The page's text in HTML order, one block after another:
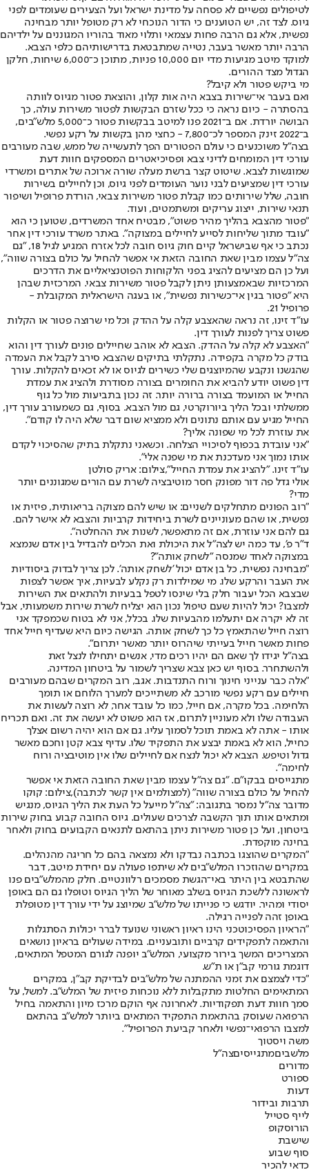
לטיפולים נפשיים לא פסחה על מדינת ישראל ועל הצעירים שעומדים לפני
גיוס. לצד זה, יש הטוענים כי הדור הנוכחי לא רק מטופל יותר מבחינה
נפשית, אלא גם הרבה פחות עצמאי ותלוי מאוד בהוריו המגוננים על ילדיהם
הרבה יותר מאשר בעבר, נטייה שמתבטאת בדרישותיהם כלפי הצבא.
למוקד מיטב מגיעות מדי יום 10,000 פניות, מתוכן כ־6,000 שיחות, חלקן
הגדול מצד ההורים.
מי ביקש פטור ולא קיבל?
ואם בעבר אי־שירות בצבא היה אות קלון, והוצאת פטור מגיוס לוותה
בהסתרה - כיום נראה כי ככל שזרם הבקשות לפטור משירות עולה, כך
הבושה יורדת. אם ב־2021 פנו למיטב בבקשות פטור כ־5,000 מלש"בים,
ב־2022 זינק המספר לכ־7,800 - כחצי מהן בקשות על רקע נפשי.
בצה"ל משוכנעים כי עולם הפטורים הפך לתעשייה של ממש, שבה מעורבים
עורכי דין המומחים לדיני צבא ופסיכיאטרים המספקים חוות דעת
שמוגשות לצבא. שיטוט קצר ברשת מעלה שורה ארוכה של אתרים ומשרדי
עורכי דין שמציעים לבני נוער העומדים לפני גיוס, וכן לחיילים בשירות
חובה, שלל שירותים כמו קבלת פטור משירות צבאי, הורדת פרופיל ושיפור
תנאי שירות, ייצוג עריקים ומשתמטים, ועוד.
"פטור מהצבא בהליך מהיר פשוט", מבטיח אחד המשרדים, שטוען כי הוא
"עובד מתוך שליחות לסייע לחיילים במצוקה". באתר משרד עורכי דין אחר
נכתב כי אף שבישראל קיים חוק גיוס חובה לכל אזרח המגיע לגיל 18, "גם
צה"ל עצמו מבין שאת החובה הזאת אי אפשר להחיל על כולם בצורה שווה",
ועל כן הם מציעים להציג בפני הלקוחות הפוטנציאליים את הדרכים
המרכזיות שבאמצעותן ניתן לקבל פטור משירות צבאי. המרכזית שבהן
היא "פטור בגין אי־כשירות נפשית", או בעגה הישראלית המקובלת -
פרופיל 21.
עו"ד זינו, זה נראה שהאצבע קלה על ההדק וכל מי שרוצה פטור או הקלות
פשוט צריך לפנות לעורך דין.
"האצבע לא קלה על ההדק. הצבא לא אוהב שחיילים פונים לעורך דין והוא
בודק כל מקרה בקפידה. נתקלתי בתיקים שהצבא סירב לקבל את העמדה
שהגשנו ונקבע שהמיוצגים שלי כשירים לגיוס או לא זכאים להקלות. עורך
דין פשוט יודע להביא את החומרים בצורה מסודרת ולהציג את עמדת
החייל או המועמד בצורה ברורה יותר. זה נכון בתביעות מול כל גוף
ממשלתי ובכל הליך ביורוקרטי, גם מול הצבא. בסוף, גם כשמעורב עורך דין,
החייל מגיע עם אותם נתונים ולא ממציא שום דבר שלא היה לו קודם".
את עוזרת לכל מי שפונה אליך?
"אני עובדת בכפוף לסיכויי הצלחה. וכשאני נתקלת בתיק שהסיכוי לקדם
אותו נמוך אני מעדכנת את מי שפנה אלי".
עו"ד זינו. "להציג את עמדת החייל",צילום: אריק סולטן
אולי גדל פה דור מפונק חסר מוטיבציה לשרת עם הורים שמגוננים יותר
מדי?
"רוב הפונים מתחלקים לשניים: או שיש להם מצוקה בריאותית, פיזית או
נפשית, או שהם מעוניינים לשרת ביחידות קרביות והצבא לא אישר להם.
גם להם אני עוזרת, אם זה מתאפשר, לשנות את ההחלטה".
ד"ר פ', עד כמה יש לצה"ל את היכולת ואת הכלים להבדיל בין אדם שנמצא
במצוקה לאחד שמנסה "לשחק אותה"?
"מבחינה נפשית, כל בן אדם יכול 'לשחק אותה'. לכן צריך לבדוק ביסודיות
את העבר והרקע שלו. מי שמילדות רק נקלע לבעיות, איך אפשר לצפות
שבצבא הכל יעבור חלק בלי שינסו לטפל בבעיות ולהתאים את השירות
למצבו? יכול להיות שעם טיפול נכון הוא יצליח לשרת שירות משמעותי, אבל
זה לא יקרה אם יתעלמו מהבעיות שלו. בכלל, אני לא בטוח שכמפקד אני
רוצה חייל שהתאמץ כל כך לשחק אותה. הגישה כיום היא שעדיף חייל אחד
פחות מאשר חייל בעייתי שיהרוס יותר מאשר יתרום".
בצה"ל יגידו לך שאם הם יהיו רכים מדי, אנשים יתחילו לנצל זאת
ולהשתחרר. בסוף יש כאן צבא שצריך לשמור על ביטחון המדינה.
"אלה כבר ענייני חינוך ורוח התנדבות. אגב, רוב המקרים שבהם מעורבים
חיילים עם רקע נפשי מורכב לא משתייכים למערך הלוחם או תומך
הלחימה. בכל מקרה, אם חייל, כמו כל עובד אחר, לא רוצה לעשות את
העבודה שלו ולא מעוניין לתרום, אז הוא פשוט לא יעשה את זה. ואם תכריח
אותו - אתה לא באמת תוכל לסמוך עליו. גם אם הוא יהיה רשום אצלך
כחייל, הוא לא באמת יבצע את התפקיד שלו. עדיף צבא קטן וחכם מאשר
גדול וטיפש. הצבא לא יכול לנצח אם לחיילים שלו אין מוטיבציה ורוח
לחימה".
מתגייסים בבקו"ם. "גם צה"ל עצמו מבין שאת החובה הזאת אי אפשר
להחיל על כולם בצורה שווה" (למצולמים אין קשר לכתבה),צילום: קוקו
מדובר צה"ל נמסר בתגובה: "צה"ל מייעל כל העת את הליך הגיוס, מנגיש
ומתאים אותו תוך הקשבה לצרכים שעולים. גיוס החובה קבוע בחוק שירות
ביטחון, ועל כן פטור משירות ניתן בהתאם לתנאים הקבועים בחוק ולאחר
בחינה מוקפדת.
"המקרים שהוצגו בכתבה נבדקו ולא נמצאה בהם כל חריגה מהנהלים.
במקרים שהוזכרו המלש"בים לא שיתפו פעולה עם יחידת מיטב, דבר
שהתבטא בין היתר באי־הגשת מסמכים רלוונטיים. חלק מהמלש"בים פנו
לראשונה ללשכת הגיוס בשלב מאוחר של הליך הגיוס וטופלו גם הם באופן
יסודי ומהיר. יודגש כי פנייתו של מלש"ב שמיוצג על ידי עורך דין מטופלת
באופן זהה לפנייה רגילה.
"הראיון הפסיכוטכני הינו ראיון ראשוני שנועד לברר יכולות הסתגלות
והתאמה לתפקידים קרביים ותובעניים. במידה שעולים בראיון נושאים
המצריכים המשך בירור מקצועי, המלש"ב יופנה לגורם המטפל המתאים,
דוגמת גורמי קב"ן או ת"ש.
"כדי לצמצם את זמני ההמתנה של מלש"בים לבדיקת קב"ן, במקרים
המתאימים החלטות מתקבלות ללא נוכחות פיזית של המלש"ב. למשל, על
סמך חוות דעת תפקודיות. לאחרונה אף הוקם מרכז מיון והתאמה בחיל
הרפואה שעוסק בהתאמת התפקיד המתאים ביותר למלש"ב בהתאם
למצבו הרפואי־נפשי ולאחר קביעת הפרופיל".
משה ויסטוך
מלשביםמתגייסיםצה"ל
מדורים
ספורט
דעות
תרבות ובידור
לייף סטייל
הורוסקופ
שישבת
סוף שבוע
כדאי להכיר